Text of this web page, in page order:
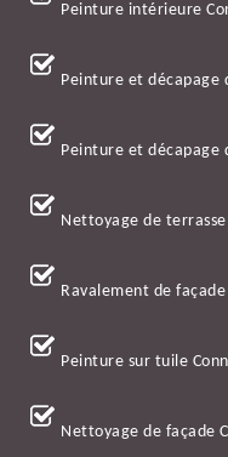
Peinture intérieure
Peinture et décapage
Peinture et décapage
Nettoyage de terrasse
Ravalement de façade
Peinture sur tuile
Nettoyage de façade